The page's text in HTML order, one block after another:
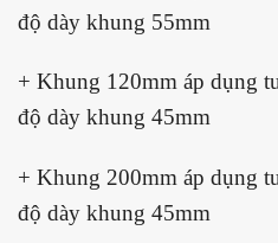
độ dày khung 55mm
+ Khung 120mm áp dụng
độ dày khung 45mm
+ Khung 200mm áp dụng
độ dày khung 45mm